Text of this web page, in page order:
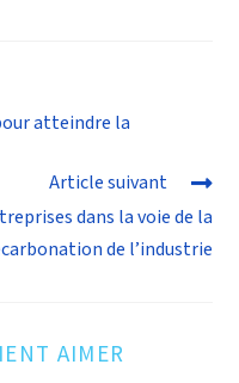
atteindre la
Article suivant
dans la voie de la
de l’industrie
AIMER